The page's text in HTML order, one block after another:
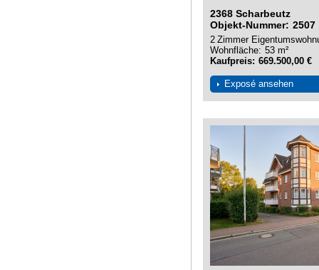
2368 Scharbeutz
Objekt-Nummer
2507
Zimmer
2
Wohnfläche 53 m²
Kaufpreis 669.500,00 €
Exposé ansehen